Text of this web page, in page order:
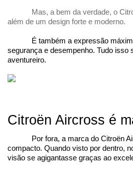
Mas, a bem da verdade, o
além de um design forte e moderno.
É também a expressão
segurança e desempenho. Tudo isso
aventureiro.
Citroën Aircross é
Por fora, a marca do Citroën
compacto. Quando visto por dentro,
visão se agigantasse graças ao